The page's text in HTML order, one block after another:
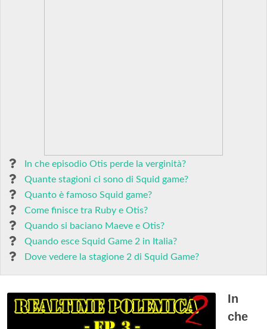
In che episodio Otis perde la verginità?
Quante stagioni ci sono di Squid game?
Quanto è famoso Squid game?
Come finisce tra Ruby e Otis?
Quando si baciano Maeve e Otis?
Quando esce Squid Game 2 in Italia?
Dove vedere la stagione 2 di Squid Game?
In
che